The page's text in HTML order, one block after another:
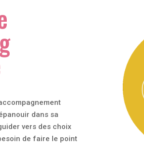
dans sa
vers des choix
de faire le point